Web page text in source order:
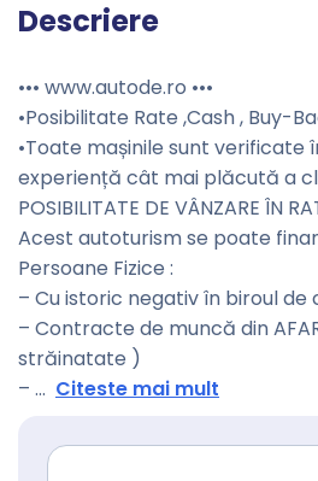
Descriere
••• www.autode.ro •••
•Posibilitate Rate ,Cash , Buy-
•Toate mașinile sunt verificate
experiență cât mai plăcută a
POSIBILITATE DE VÂNZARE ÎN
Acest autoturism se poate
Persoane Fizice :
– Cu istoric negativ în biroul de
– Contracte de muncă din
străinatate )
– ... Citeste mai mult